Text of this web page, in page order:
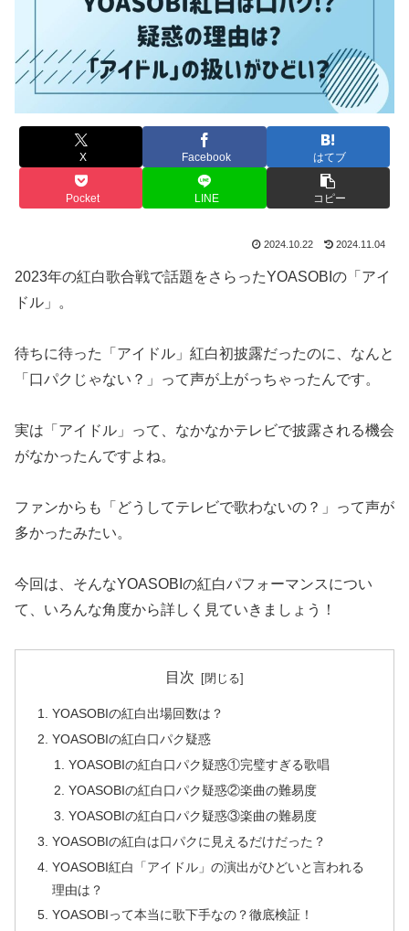
X Facebook はてブ
Pocket LINE コピー
2024.10.22 2024.11.04
2023年の紅白歌合戦で話題をさらったYOASOBIの「アイ
ドル」。
待ちに待った「アイドル」紅白初披露だったのに、なんと
「口パクじゃない？」って声が上がっちゃったんです。
実は「アイドル」って、なかなかテレビで披露される機会
がなかったんですよね。
ファンからも「どうしてテレビで歌わないの？」って声が
多かったみたい。
今回は、そんなYOASOBIの紅白パフォーマンスについ
て、いろんな角度から詳しく見ていきましょう！
目次
YOASOBIの紅白出場回数は？
YOASOBIの紅白口パク疑惑
YOASOBIの紅白口パク疑惑①完璧すぎる歌唱
YOASOBIの紅白口パク疑惑②楽曲の難易度
YOASOBIの紅白口パク疑惑③楽曲の難易度
YOASOBIの紅白は口パクに見えるだけだった？
YOASOBI紅白「アイドル」の演出がひどいと言われる
理由は？
YOASOBIって本当に歌下手なの？徹底検証！